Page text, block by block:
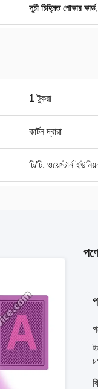
সূচী চিহ্নিত পোকার কার্ড,
1 টুকরা
কার্টন দ্বারা
টি/টি, ওয়েস্টার্ন